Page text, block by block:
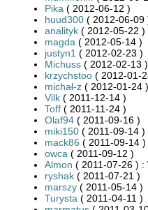
Pika ( 2012-06-12 )
huud300 ( 2012-06-09
analityk ( 2012-05-22 )
magda ( 2012-05-14 )
justyn1 ( 2012-02-23 )
Michuss ( 2012-02-13 )
krzychstoo ( 2012-01-
michał-z ( 2012-01-24 )
Vilk ( 2011-12-14 )
Toff ( 2011-11-24 )
Olaf94 ( 2011-09-16 )
miki150 ( 2011-09-14 )
mack86 ( 2011-09-14 )
owca ( 2011-09-12 )
Almon ( 2011-07-26 ) :
ryshak ( 2011-07-21 )
marszy ( 2011-05-14 )
Turysta ( 2011-04-11 )